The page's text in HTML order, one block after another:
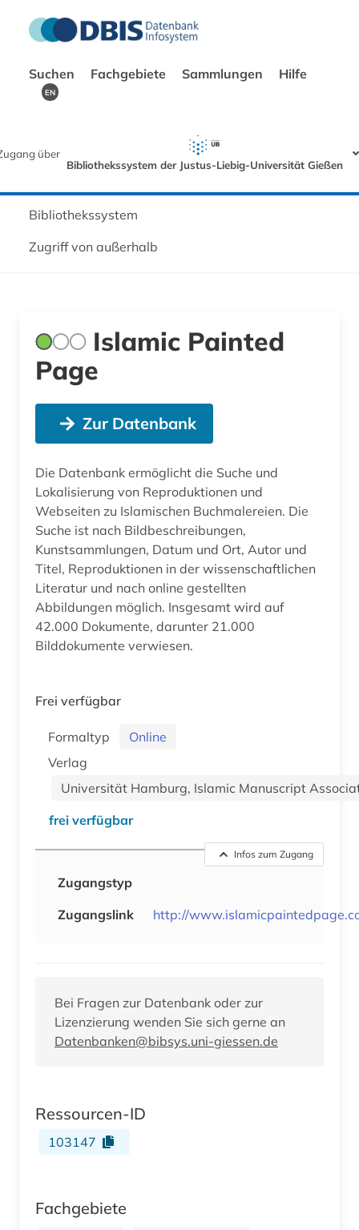
Suchen Fachgebiete Sammlungen Hilfe
EN
über
Bibliothekssystem der Justus-Liebig-Universität Gießen
Bibliothekssystem
Zugriff von außerhalb
Islamic Painted
Page
Zur Datenbank
Die Datenbank ermöglicht die Suche und
Lokalisierung von Reproduktionen und
Webseiten zu Islamischen Buchmalereien. Die
Suche ist nach Bildbeschreibungen,
Kunstsammlungen, Datum und Ort, Autor und
Titel, Reproduktionen in der wissenschaftlichen
Literatur und nach online gestellten
Abbildungen möglich. Insgesamt wird auf
42.000 Dokumente, darunter 21.000
Bilddokumente verwiesen.
Frei verfügbar
Formaltyp
Online
Verlag
Universität Hamburg, Islamic Manuscript
frei verfügbar
Infos zum Zugang
Zugangstyp
Zugangslink
http://
Bei Fragen zur Datenbank oder zur
Lizenzierung wenden Sie sich gerne an
Datenbanken@bibsys.uni-giessen.de
Ressourcen-ID
103147
Fachgebiete